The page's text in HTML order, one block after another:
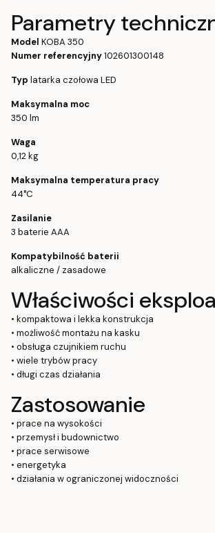
Parametry
Model KOBA 350
Numer referencyjny102601300148
Typ latarka czołowa LED
Maksymalna moc
350 lm
Waga
0,12 kg
Maksymalna temperatura pracy
44°C
Zasilanie
3 baterie AAA
Kompatybilność baterii
alkaliczne / zasadowe
Właściwości
• kompaktowa i lekka konstrukcja
• możliwość montażu na kasku
• obsługa czujnikiem ruchu
• wiele trybów pracy
• długi czas działania
Zastosowanie
• prace na wysokości
• przemysł i budownictwo
• prace serwisowe
• energetyka
• działania w ograniczonej widoczności